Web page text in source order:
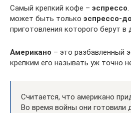
Самый крепкий кофе – эспрессо.
может быть только эспрессо-
приготовления которого берут
Американо – это разбавленный
крепким его называть уж точно
Считается, что американо
Во время войны они готовили